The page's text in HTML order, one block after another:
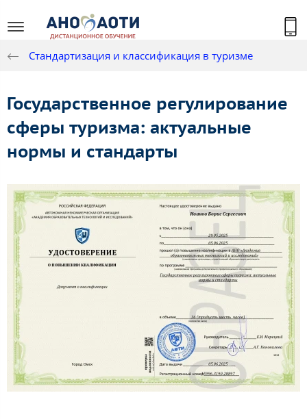
Стандартизация и классификация в туризме
Государственное регулирование
сферы туризма: актуальные
нормы и стандарты